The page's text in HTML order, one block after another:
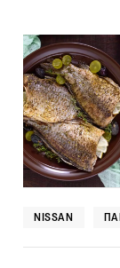
NISSAN